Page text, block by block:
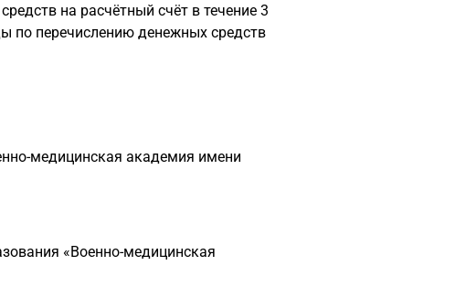
на расчётный счёт в течение 3
по перечислению денежных средств
медицинская академия имени
«Военно-медицинская